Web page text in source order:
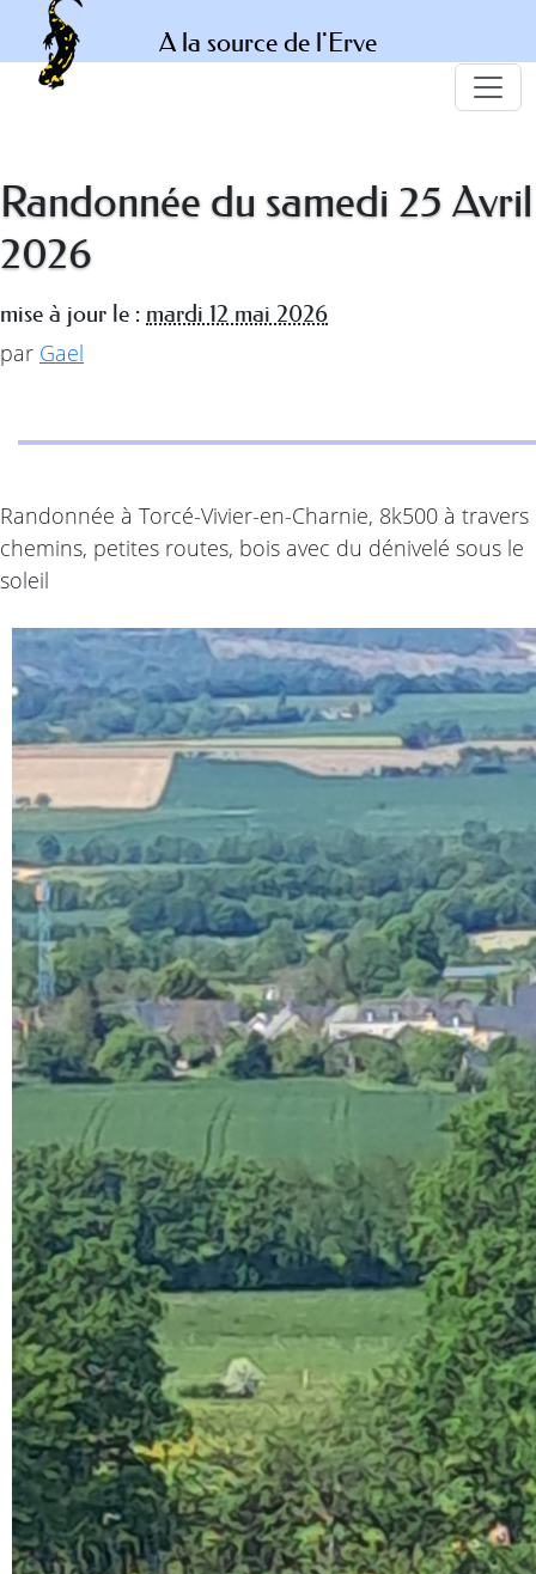
A la source de l'Erve
Randonnée du samedi 25 Avril
2026
mise à jour le : mardi 12 mai 2026
par Gael
Randonnée à Torcé-Vivier-en-Charnie, 8k500 à travers
chemins, petites routes, bois avec du dénivelé sous le
soleil